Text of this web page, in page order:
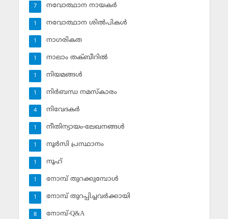
നവോത്ഥാന നായകര്‍
7
നവോത്ഥാന ശില്‍പികള്‍
1
നാഗരികത
1
നാലാം തക്ബീറില്‍
1
നിയമങ്ങള്‍
1
നിര്‍ബന്ധ നമസ്‌കാരം
1
നിവേദകര്‍
4
നീതിന്യായം-ലേഖനങ്ങള്‍
1
നൂര്‍സി പ്രസ്ഥാനം
1
നൂഹ്‌
1
നോമ്പ് തുറക്കുമ്പോള്‍
1
നോമ്പ് തുറപ്പിച്ചവര്‍ക്കായി
1
നോമ്പ്-Q&A
8